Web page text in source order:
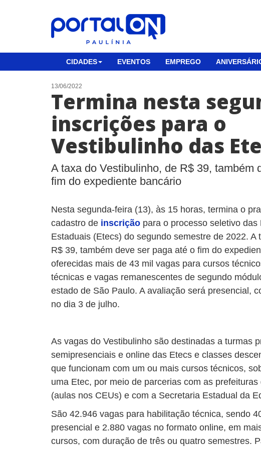
CIDADES EVENTOS EMPREGO
13/06/2022
Termina nesta
inscrições para o
Vestibulinho das
A taxa do Vestibulinho, de R$ 39, também
fim do expediente bancário
Nesta segunda-feira (13), às 15 horas, termina o
cadastro de inscrição para o processo seletivo
Estaduais (Etecs) do segundo semestre de 2022. A
R$ 39, também deve ser paga até o fim do
oferecidas mais de 43 mil vagas para cursos
técnicas e vagas remanescentes de segundo
estado de São Paulo. A avaliação será presencial,
no dia 3 de julho.
As vagas do Vestibulinho são destinadas a turmas
semipresenciais e online das Etecs e classes
que funcionam com um ou mais cursos técnicos,
uma Etec, por meio de parcerias com as prefeituras
(aulas nos CEUs) e com a Secretaria Estadual da
São 42.946 vagas para habilitação técnica, sendo
presencial e 2.880 vagas no formato online, em
cursos, com duração de três ou quatro semestres.